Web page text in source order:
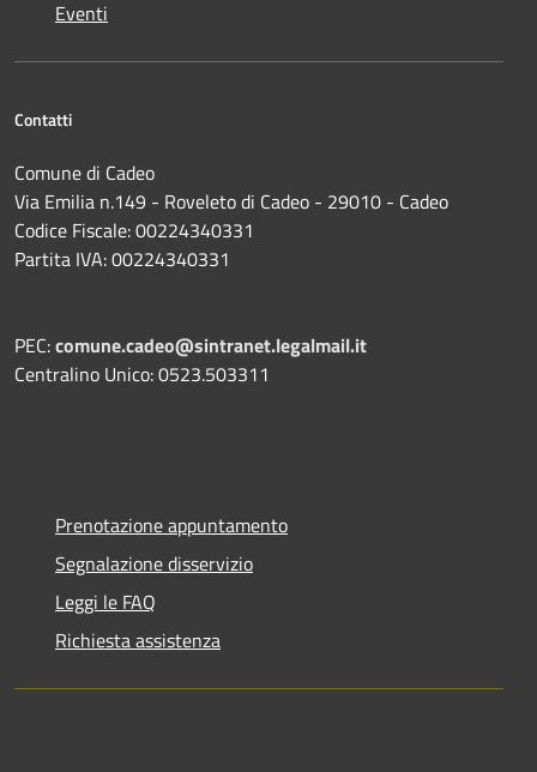
Eventi
Contatti
Comune di Cadeo
Via Emilia n.149 - Roveleto di Cadeo - 29010 - Cadeo
Codice Fiscale: 00224340331
Partita IVA: 00224340331
PEC:comune.cadeo@sintranet.legalmail.it
Centralino Unico: 0523.503311
Prenotazione appuntamento
Segnalazione disservizio
Leggi le FAQ
Richiesta assistenza